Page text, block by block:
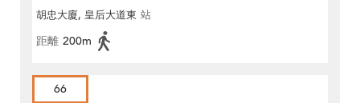
胡忠大廈, 皇后大道東 站
距離 200m
66